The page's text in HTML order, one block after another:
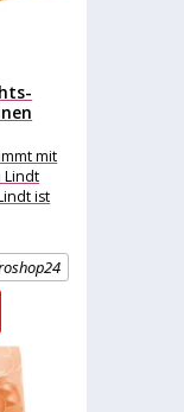
mit
Lindt
ist